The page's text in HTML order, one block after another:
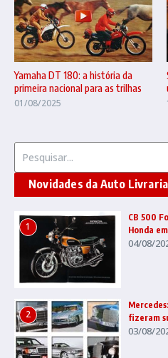
Yamaha DT 180: a história da
primeira nacional para as trilhas
01/08/2025
Novidades da Auto Livraria
1
CB 500
Honda
04/08/
2
fizeram
03/08/